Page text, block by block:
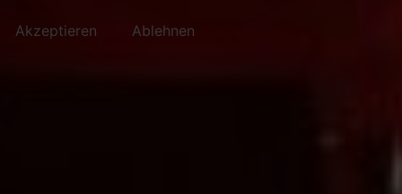
Akzeptieren Ablehnen